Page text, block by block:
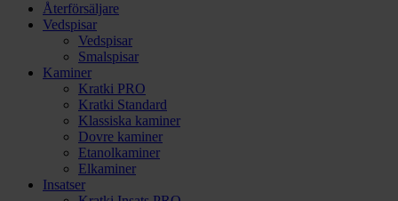
Återförsäljare
Vedspisar
Vedspisar
Smalspisar
Kaminer
Kratki PRO
Kratki Standard
Klassiska kaminer
Dovre kaminer
Etanolkaminer
Elkaminer
Insatser